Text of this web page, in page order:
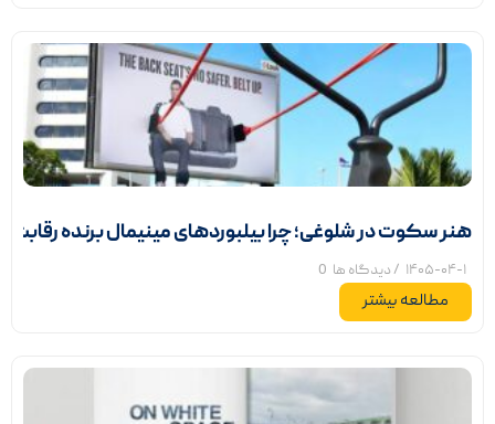
هنر سکوت در شلوغی؛ چرا بیلبوردهای مینیمال برنده
۱۴۰۵-۰۴-۱ / دیدگاه ها 0
مطالعه بیشتر